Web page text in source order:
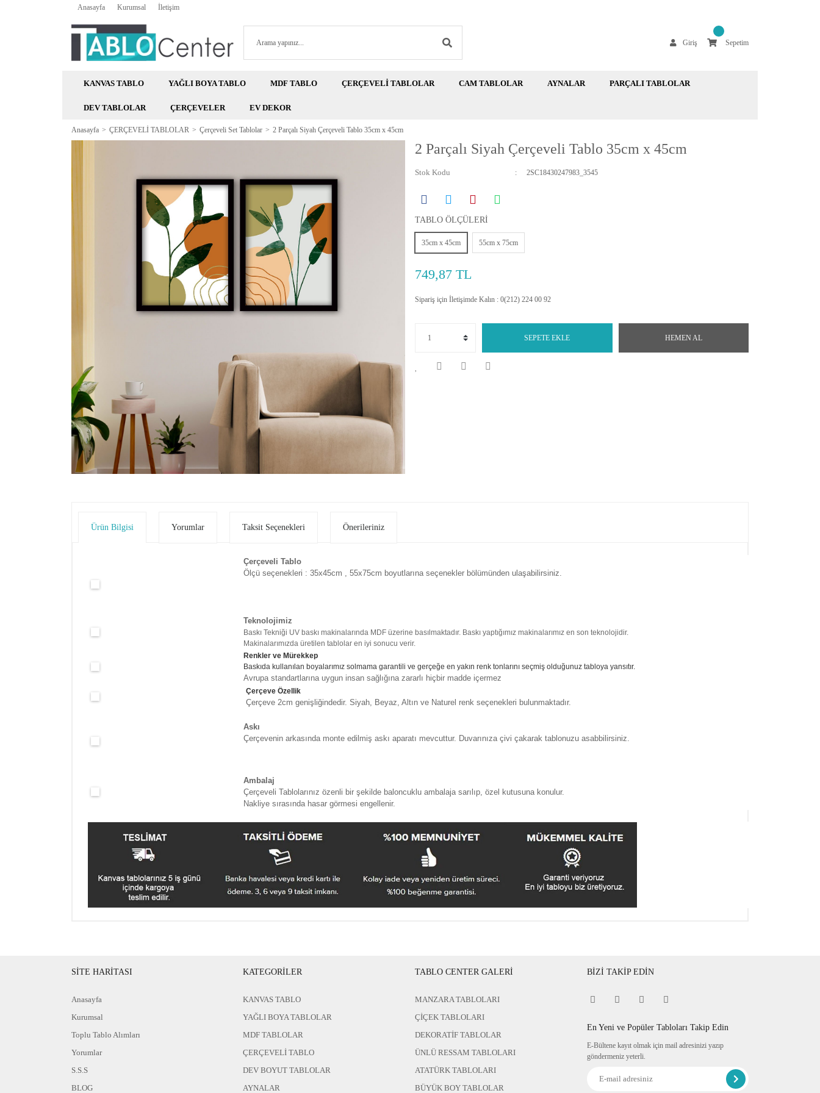
Anasayfa Kurumsal İletişim
Giriş Sepetim
KANVAS TABLO YAĞLI BOYA TABLO MDF TABLO ÇERÇEVELİ TABLOLAR CAM TABLOLAR AYNALAR PARÇALI TABLOLAR
DEV TABLOLAR ÇERÇEVELER EV DEKOR
Anasayfa ÇERÇEVELİ TABLOLAR Çerçeveli Set Tablolar 2 Parçalı Siyah Çerçeveli Tablo 35cm x 45cm
2 Parçalı Siyah Çerçeveli Tablo 35cm x 45cm
Stok Kodu 2SC18430247983_3545
TABLO ÖLÇÜLERİ
35cm x 45cm 55cm x 75cm
749,87 TL
Sipariş için İletişimde Kalın : 0(212) 224 00 92
SEPETE EKLE HEMEN AL
Ürün Bilgisi Yorumlar Taksit Seçenekleri Önerileriniz
Çerçeveli Tablo
Ölçü seçenekleri : 35x45cm , 55x75cm boyutlarına seçenekler bölümünden ulaşabilirsiniz.
Teknolojimiz
Baskı Tekniği UV baskı makinalarında MDF üzerine basılmaktadır. Baskı yaptığımız makinalarımız en son teknolojidir.
Makinalarımızda üretilen tablolar en iyi sonucu verir.
Renkler ve Mürekkep
Baskıda kullanılan boyalarımız solmama garantili ve gerçeğe en yakın renk tonlarını seçmiş olduğunuz tabloya yansıtır.
Avrupa standartlarına uygun insan sağlığına zararlı hiçbir madde içermez
Çerçeve Özellik
Çerçeve 2cm genişliğindedir. Siyah, Beyaz, Altın ve Naturel renk seçenekleri bulunmaktadır.
Askı
Çerçevenin arkasında monte edilmiş askı aparatı mevcuttur. Duvarınıza çivi çakarak tablonuzu asabbilirsiniz.
Ambalaj
Çerçeveli Tablolarınız özenli bir şekilde baloncuklu ambalaja sarılıp, özel kutusuna konulur.
Nakliye sırasında hasar görmesi engellenir.
SİTE HARİTASI
Anasayfa
Kurumsal
Toplu Tablo Alımları
Yorumlar
S.S.S
BLOG
KATEGORİLER
KANVAS TABLO
YAĞLI BOYA TABLOLAR
MDF TABLOLAR
ÇERÇEVELİ TABLO
DEV BOYUT TABLOLAR
AYNALAR
TABLO CENTER GALERİ
MANZARA TABLOLARI
ÇİÇEK TABLOLARI
DEKORATİF TABLOLAR
ÜNLÜ RESSAM TABLOLARI
ATATÜRK TABLOLARI
BÜYÜK BOY TABLOLAR
BİZİ TAKİP EDİN
En Yeni ve Popüler Tabloları Takip Edin
E-Bültene kayıt olmak için mail adresinizi yazıp
göndermeniz yeterli.